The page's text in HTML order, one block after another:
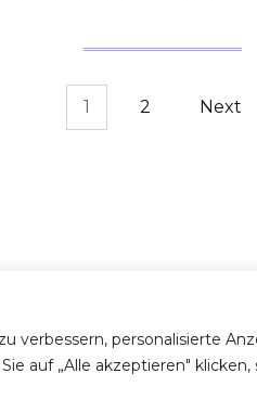
verbessern, personalisierte
auf „Alle akzeptieren"
1 2 Next